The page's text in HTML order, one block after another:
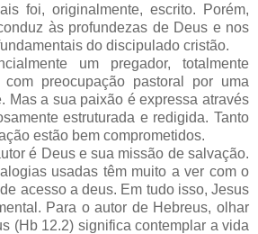
foi, originalmente, escrito. Porém,
às profundezas de Deus e nos
do discipulado cristão.
um pregador, totalmente
preocupação pastoral por uma
Mas a sua paixão é expressa através
estruturada e redigida. Tanto
estão bem comprometidos.
é Deus e sua missão de salvação.
usadas têm muito a ver com o
acesso a deus. Em tudo isso, Jesus
Para o autor de Hebreus, olhar
(Hb 12.2) significa contemplar a vida